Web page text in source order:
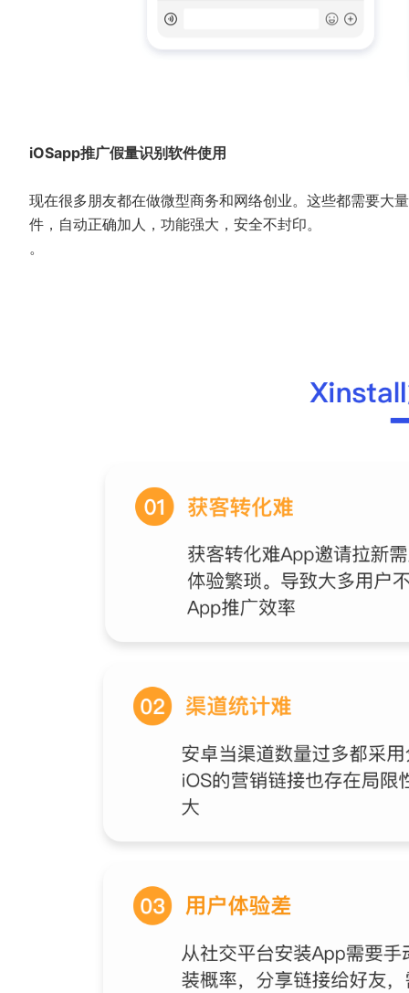
iOSapp推广假量识别软件使用
现在很多朋友都在做微型商务和网络创业。这些都需要大
件，自动正确加人，功能强大，安全不封印。
。